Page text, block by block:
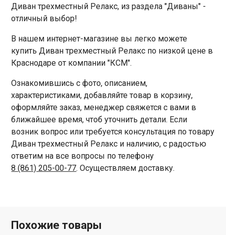
Диван трехместный Релакс, из раздела "Диваны" -
отличный выбор!
В нашем интернет-магазине вы легко можете
купить Диван трехместный Релакс по низкой цене в
Краснодаре от компании "КСМ".
Ознакомившись с фото, описанием,
характеристиками, добавляйте товар в корзину,
оформляйте заказ, менеджер свяжется с вами в
ближайшее время, чтоб уточнить детали. Если
возник вопрос или требуется консультация по товару
Диван трехместный Релакс и наличию, с радостью
ответим на все вопросы по телефону
8 (861) 205-00-77. Осуществляем доставку.
Похожие товары